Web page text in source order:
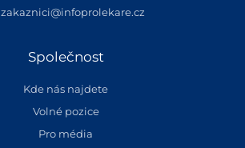
zakaznici@infoprolekare.cz
Společnost
Kde nás najdete
Volné pozice
Pro média